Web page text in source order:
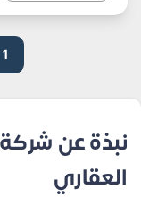
1
نبذة عن
العقاري